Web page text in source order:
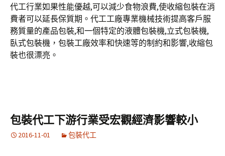
代工行業如果性能優越,可以減少食物浪費,使收縮包裝在消
費者可以延長保質期。代工工廠專業機械技術提高客戶服
務質量的產品包裝,和一個特定的液體包裝機,立式包裝機,
臥式包裝機，包裝工廠效率和快速等的制約和影響,收縮包
裝也很漂亮。
包裝代工下游行業受宏觀經濟影響較小
2016-11-01 包裝代工